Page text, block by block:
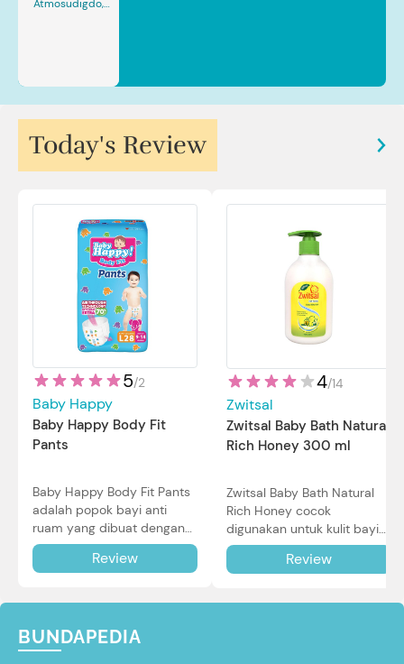
Atmosudigdo,
Today's Review
5/2
Baby Happy
Baby Happy Body Fit
Pants
Baby Happy Body Fit Pants
adalah popok bayi anti
ruam yang dibuat dengan
teknologi Air Through
Technology.Review
4/14
Zwitsal
Zwitsal Baby Bath Natural
Rich Honey 300 ml
Zwitsal Baby Bath Natural
Rich Honey cocok
digunakan untuk kulit bayi
baru lahir bahkan kulit
sensitif sekalipun. Simak
Review
BUNDAPEDIA